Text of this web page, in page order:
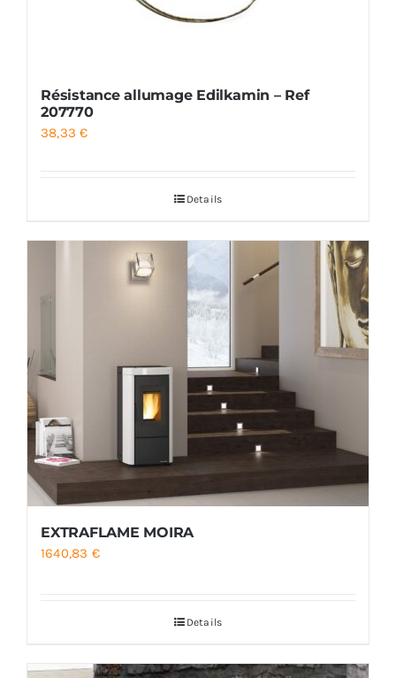
Résistance allumage Edilkamin – Ref
207770
38,33€
Details
EXTRAFLAME MOIRA
1640,83 €
Details